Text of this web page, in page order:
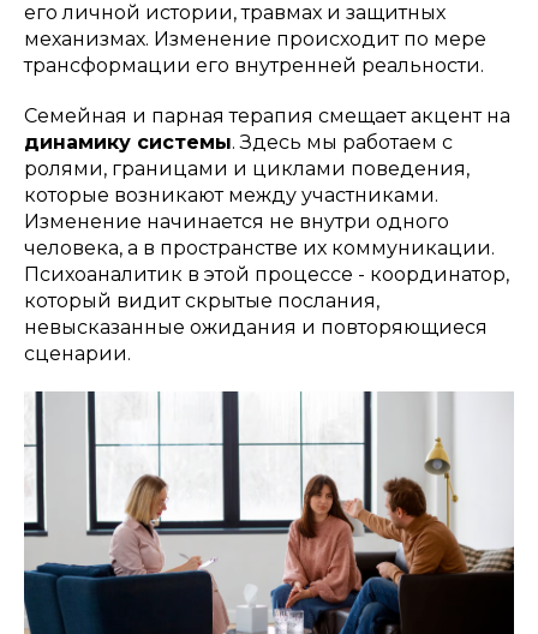
его личной истории, травмах и защитных
механизмах. Изменение происходит по мере
трансформации его внутренней реальности.
Семейная и парная терапия смещает акцент на
динамику системы. Здесь мы работаем с
ролями, границами и циклами поведения,
которые возникают между участниками.
Изменение начинается не внутри одного
человека, а в пространстве их коммуникации.
Психоаналитик в этой процессе - координатор,
который видит скрытые послания,
невысказанные ожидания и повторяющиеся
сценарии.